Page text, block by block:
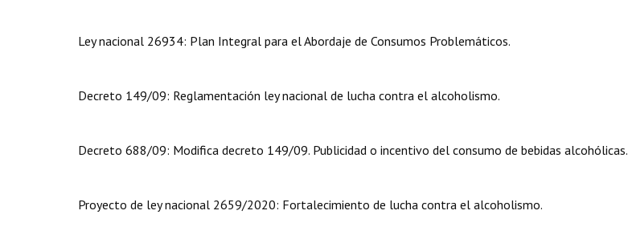
Ley nacional 26934: Plan Integral para el Abordaje de Consumos Problemáticos.
Decreto 149/09: Reglamentación ley nacional de lucha contra el alcoholismo.
Decreto 688/09: Modifica decreto 149/09. Publicidad o incentivo del consumo de bebidas alcohólicas.
Proyecto de ley nacional 2659/2020: Fortalecimiento de lucha contra el alcoholismo.